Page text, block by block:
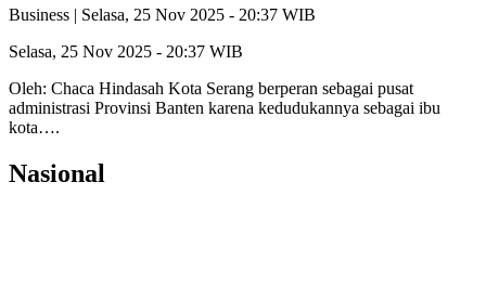
Business | Selasa, 25 Nov 2025 - 20:37 WIB
Selasa, 25 Nov 2025 - 20:37 WIB
Oleh: Chaca Hindasah Kota Serang berperan sebagai pusat
administrasi Provinsi Banten karena kedudukannya sebagai ibu
kota….
Nasional